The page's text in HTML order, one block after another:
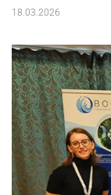
18.03.2026